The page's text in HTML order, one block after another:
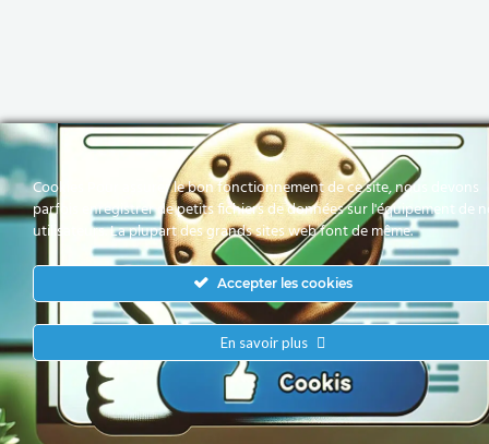
Cookies Pour assurer le bon fonctionnement de ce site, nous devons
parfois enregistrer de petits fichiers de données sur l'équipement de
utilisateurs. La plupart des grands sites web font de même.
Accepter les cookies
En savoir plus